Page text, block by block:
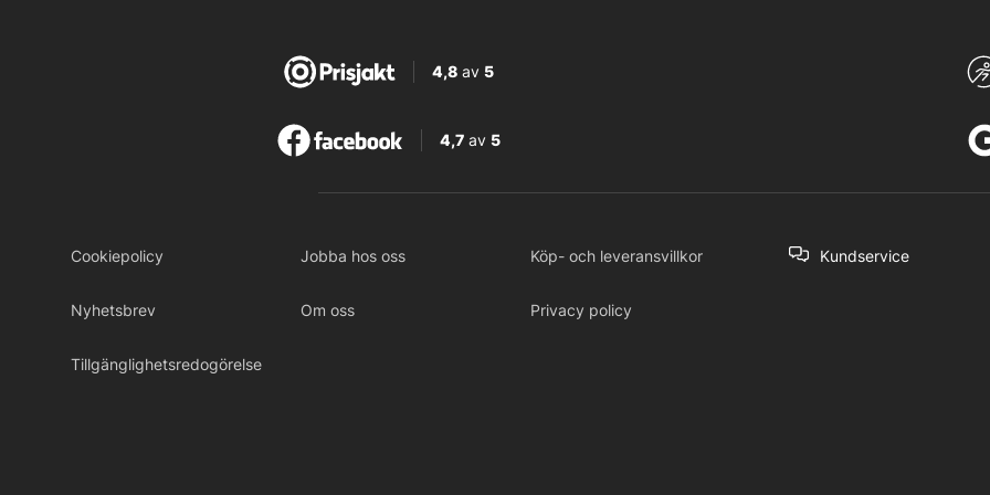
4,8 av5
4,7av 5
Cookiepolicy Jobba hos oss Köp- och leveransvillkor
Nyhetsbrev Om oss Privacy policy
Tillgänglighetsredogörelse
Kundservice